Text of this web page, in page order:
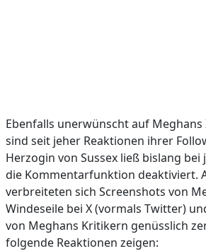
Ebenfalls unerwünscht auf
sind seit jeher Reaktionen ihrer
Herzogin von Sussex ließ bislang
die Kommentarfunktion deaktiviert.
verbreiteten sich Screenshots von
Windeseile bei X (vormals Twitter)
von Meghans Kritikern genüsslich
folgende Reaktionen zeigen: